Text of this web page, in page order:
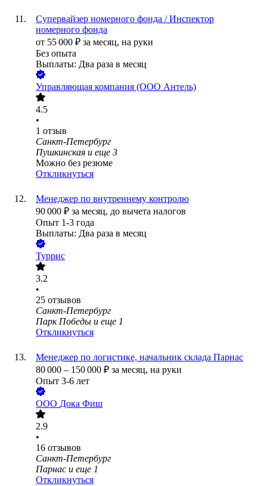
Супервайзер номерного фонда / Инспектор
номерного фонда
от 55 000 ₽ за месяц, на руки
Без опыта
Выплаты: Два раза в месяц
Управляющая компания (ООО Антель)
4.5
•
1 отзыв
Санкт-Петербург
Пушкинская и еще 3
Можно без резюме
Откликнуться
Менеджер по внутреннему контролю
90 000 ₽ за месяц, до вычета налогов
Опыт 1-3 года
Выплаты: Два раза в месяц
Туррис
3.2
•
25 отзывов
Санкт-Петербург
Парк Победы и еще 1
Откликнуться
Менеджер по логистике, начальник склада Парнас
80 000 – 150 000 ₽ за месяц, на руки
Опыт 3-6 лет
ООО Дока Фиш
2.9
•
16 отзывов
Санкт-Петербург
Парнас и еще 1
Откликнуться